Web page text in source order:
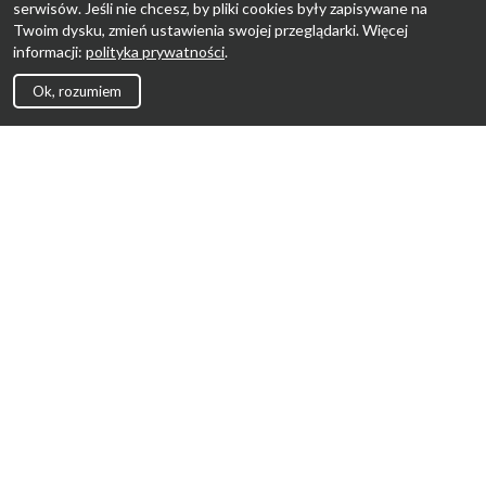
serwisów. Jeśli nie chcesz, by pliki cookies były zapisywane na
Twoim dysku, zmień ustawienia swojej przeglądarki. Więcej
informacji: polityka prywatności.
Ok, rozumiem